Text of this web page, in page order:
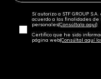
Sí autorizo a STF GROUP
acuerdo a las finalidades
personales‎(Consúltala aquí)
Certifico que he sido
página web‎(Consúltal aquí